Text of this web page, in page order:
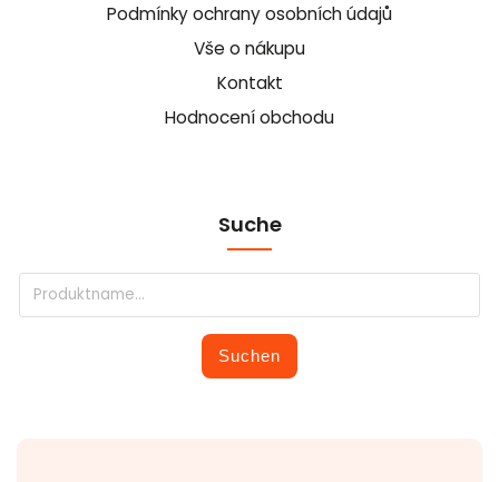
Podmínky ochrany osobních údajů
Vše o nákupu
Kontakt
Hodnocení obchodu
Suche
Suchen